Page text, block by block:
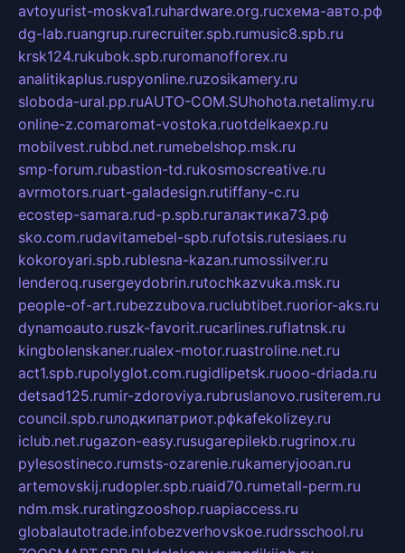
avtoyurist-moskva1.ruhardware.org.ruсхема-авто.рф
dg-lab.ruangrup.rurecruiter.spb.rumusic8.spb.ru
krsk124.rukubok.spb.ruromanofforex.ru
analitikaplus.ruspyonline.ruzosikamery.ru
sloboda-ural.pp.ruAUTO-COM.SUhohota.netalimy.ru
online-z.comaromat-vostoka.ruotdelkaexp.ru
mobilvest.rubbd.net.rumebelshop.msk.ru
smp-forum.rubastion-td.rukosmoscreative.ru
avrmotors.ruart-galadesign.rutiffany-c.ru
ecostep-samara.rud-p.spb.ruгалактика73.рф
sko.com.rudavitamebel-spb.rufotsis.rutesiaes.ru
kokoroyari.spb.rublesna-kazan.rumossilver.ru
lenderoq.rusergeydobrin.rutochkazvuka.msk.ru
people-of-art.rubezzubova.ruclubtibet.ruorior-aks.ru
dynamoauto.ruszk-favorit.rucarlines.ruflatnsk.ru
kingbolenskaner.rualex-motor.ruastroline.net.ru
act1.spb.rupolyglot.com.rugidlipetsk.ruooo-driada.ru
detsad125.rumir-zdoroviya.rubruslanovo.rusiterem.ru
council.spb.ruлодкипатриот.рфkafekolizey.ru
iclub.net.rugazon-easy.rusugarepilekb.rugrinox.ru
pylesostineco.rumsts-ozarenie.rukameryjooan.ru
artemovskij.rudopler.spb.ruaid70.rumetall-perm.ru
ndm.msk.ruratingzooshop.ruapiaccess.ru
globalautotrade.infobezverhovskoe.rudrsschool.ru